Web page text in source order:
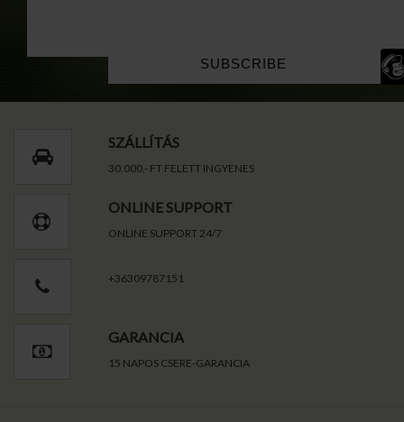
SZÁLLÍTÁS
30.000,- FT FELETT INGYENES
ONLINE SUPPORT
ONLINE SUPPORT 24/7
+36309787151
GARANCIA
15 NAPOS CSERE-GARANCIA